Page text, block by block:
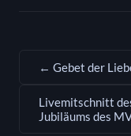
← Gebet der
Livemitschnitt
Jubiläums des